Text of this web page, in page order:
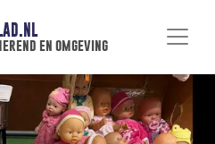
en omgeving